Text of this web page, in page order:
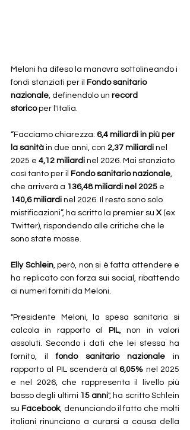
Meloni ha difeso la manovra sottolineando i
fondi stanziati per il
Fondo sanitario
nazionale, definendolo un record
storico per l'Italia.
“Facciamo chiarezza: 6,4 miliardi in più per
la sanità in due anni, con 2,37 miliardi nel
2025 e 4,12 miliardi nel 2026. Mai stanziato
così tanto per il
Fondo sanitario nazionale,
che arriverà a 136,48 miliardi nel 2025 e
140,6 miliardi nel 2026. Il resto sono solo
mistificazioni”, ha scritto la premier su X (ex
Twitter), rispondendo alle critiche che le
sono state mosse.
Elly Schlein, però, non si è fatta attendere e
ha replicato con forza sui social, ribattendo
ai numeri forniti da Meloni.
"Presidente Meloni, la spesa sanitaria si
calcola in rapporto al
PIL, non in valori
assoluti. Secondo i dati che lei stessa ha
fornito, il fondo sanitario nazionale in
rapporto al PIL scenderà al 6,05% nel 2025
e nel 2026, che rappresenta il livello più
basso degli ultimi 15 anni", ha scritto Schlein
su Facebook, denunciando il fatto che molti
italiani rinunciano a curarsi a causa della